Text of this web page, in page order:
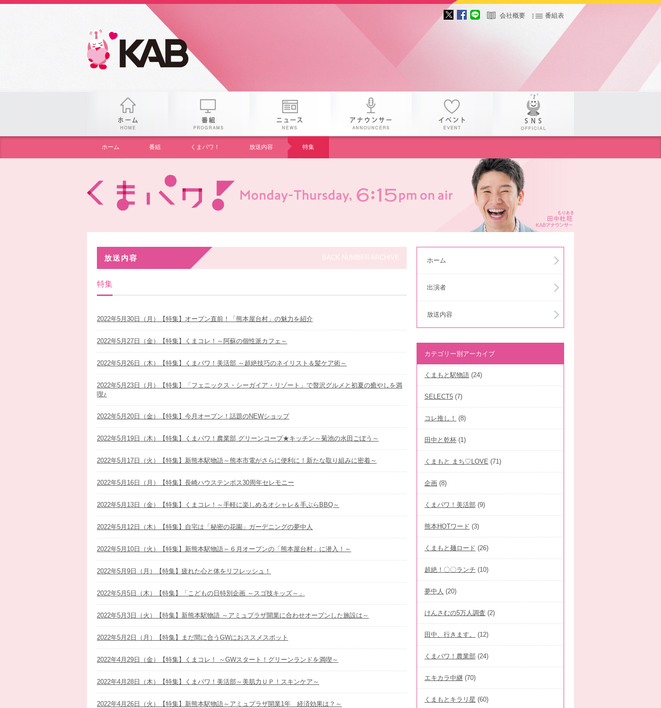
会社概要 番組表
ホーム 番組 くまパワ！ 放送内容 特集
放送内容 BACK NUMBER ARCHIVE
特集
2022年5月30日（月）【特集】オープン直前！「熊本屋台村」の魅力を紹介
2022年5月27日（金）【特集】くまコレ！～阿蘇の個性派カフェ～
2022年5月26日（木）【特集】くまパワ！美活部 ～超絶技巧のネイリスト＆髪ケア術～
2022年5月23日（月）【特集】「フェニックス・シーガイア・リゾート」で贅沢グルメと初夏の癒やしを満
喫♪
2022年5月20日（金）【特集】今月オープン！話題のNEWショップ
2022年5月19日（木）【特集】くまパワ！農業部 グリーンコープ★キッチン～菊池の水田ごぼう～
2022年5月17日（火）【特集】新熊本駅物語～熊本市電がさらに便利に！新たな取り組みに密着～
2022年5月16日（月）【特集】長崎ハウステンボス30周年セレモニー
2022年5月13日（金）【特集】くまコレ！～手軽に楽しめるオシャレ＆手ぶらBBQ～
2022年5月12日（木）【特集】自宅は「秘密の花園」ガーデニングの夢中人
2022年5月10日（火）【特集】新熊本駅物語～６月オープンの「熊本屋台村」に潜入！～
2022年5月9日（月）【特集】疲れた心と体をリフレッシュ！
2022年5月5日（木）【特集】「こどもの日特別企画 ～スゴ技キッズ～」
2022年5月3日（火）【特集】新熊本駅物語 ～アミュプラザ開業に合わせオープンした施設は～
2022年5月2日（月）【特集】まだ間に合うGWにおススメスポット
2022年4月29日（金）【特集】くまコレ！ ～GWスタート！グリーンランドを満喫～
2022年4月28日（木）【特集】くまパワ！美活部～美肌力ＵＰ！スキンケア～
2022年4月26日（火）【特集】新熊本駅物語～アミュプラザ開業1年 経済効果は？～
ホーム
出演者
放送内容
カテゴリー別アーカイブ
くまもと駅物語 (24)
SELECT5 (7)
コレ推し！ (8)
田中と乾杯 (1)
くまもと まち♡LOVE (71)
企画 (8)
くまパワ！美活部 (9)
熊本HOTワード (3)
くまもと麺ロード (26)
超絶！〇〇ランチ (10)
夢中人 (20)
けんさむの5万人調査 (2)
田中、行きます。 (12)
くまパワ！農業部 (24)
エキカラ中継 (70)
くまもとキラリ星 (60)